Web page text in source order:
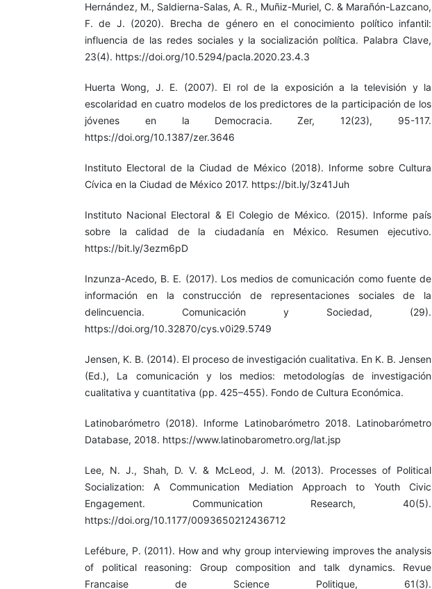
Hernández, M., Saldierna-Salas, A. R., Muñiz-Muriel, C. & Marañón-Lazcano,
F. de J. (2020). Brecha de género en el conocimiento político infantil:
influencia de las redes sociales y la socialización política. Palabra Clave,
23(4). https://doi.org/10.5294/pacla.2020.23.4.3
Huerta Wong, J. E. (2007). El rol de la exposición a la televisión y la
escolaridad en cuatro modelos de los predictores de la participación de los
jóvenes en la Democracia. Zer, 12(23), 95-117.
https://doi.org/10.1387/zer.3646
Instituto Electoral de la Ciudad de México (2018). Informe sobre Cultura
Cívica en la Ciudad de México 2017. https://bit.ly/3z41Juh
Instituto Nacional Electoral & El Colegio de México. (2015). Informe país
sobre la calidad de la ciudadanía en México. Resumen ejecutivo.
https://bit.ly/3ezm6pD
Inzunza-Acedo, B. E. (2017). Los medios de comunicación como fuente de
información en la construcción de representaciones sociales de la
delincuencia. Comunicación y Sociedad, (29).
https://doi.org/10.32870/cys.v0i29.5749
Jensen, K. B. (2014). El proceso de investigación cualitativa. En K. B. Jensen
(Ed.), La comunicación y los medios: metodologías de investigación
cualitativa y cuantitativa (pp. 425–455). Fondo de Cultura Económica.
Latinobarómetro (2018). Informe Latinobarómetro 2018. Latinobarómetro
Database, 2018. https://www.latinobarometro.org/lat.jsp
Lee, N. J., Shah, D. V. & McLeod, J. M. (2013). Processes of Political
Socialization: A Communication Mediation Approach to Youth Civic
Engagement. Communication Research, 40(5).
https://doi.org/10.1177/0093650212436712
Lefébure, P. (2011). How and why group interviewing improves the analysis
of political reasoning: Group composition and talk dynamics. Revue
Francaise de Science Politique, 61(3).